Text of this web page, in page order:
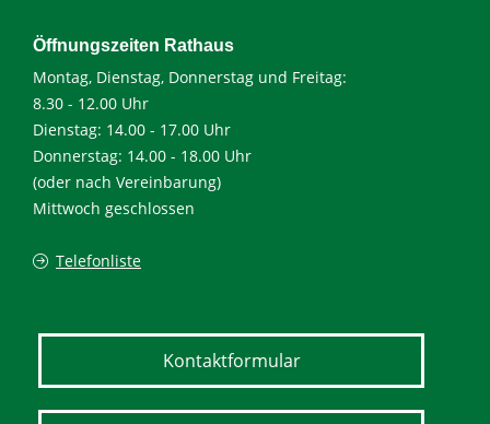
Öffnungszeiten Rathaus
Montag, Dienstag, Donnerstag und Freitag:
8.30 - 12.00 Uhr
Dienstag: 14.00 - 17.00 Uhr
Donnerstag: 14.00 - 18.00 Uhr
(oder nach Vereinbarung)
Mittwoch geschlossen
Telefonliste
Kontaktformular